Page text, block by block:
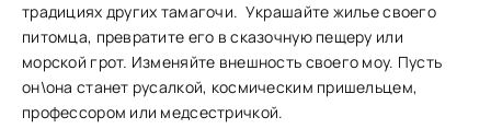
традициях других тамагочи. Украшайте жилье своего
питомца, превратите его в сказочную пещеру или
морской грот. Изменяйте внешность своего моу. Пусть
он\она станет русалкой, космическим пришельцем,
профессором или медсестричкой.